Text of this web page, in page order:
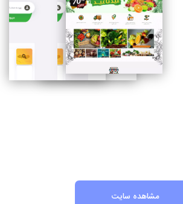
مشاهده سایت